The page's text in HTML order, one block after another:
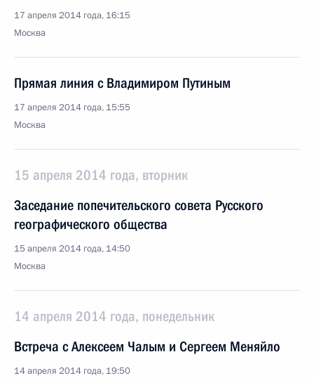
17 апреля 2014 года, 16:15
Москва
Прямая линия с Владимиром Путиным
17 апреля 2014 года, 15:55
Москва
15 апреля 2014 года, вторник
Заседание попечительского совета Русского
географического общества
15 апреля 2014 года, 14:50
Москва
14 апреля 2014 года, понедельник
Встреча с Алексеем Чалым и Сергеем Меняйло
14 апреля 2014 года, 19:50